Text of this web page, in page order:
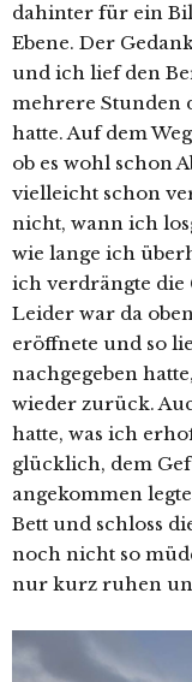
dahinter für ein
Ebene. Der
und ich lief den
mehrere Stunden
hatte. Auf dem
ob es wohl schon
vielleicht schon
nicht, wann ich
wie lange ich
ich verdrängte die
Leider war da
eröffnete und so
nachgegeben
wieder zurück.
hatte, was ich
glücklich, dem
angekommen
Bett und schloss
noch nicht so
nur kurz ruhen